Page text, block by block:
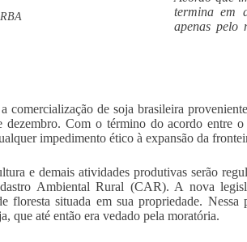
termina em
apenas pelo
comercialização de soja brasileira
Com o término do acordo entre
impedimento ético à expansão da
e demais atividades produtivas serão
Ambiental Rural (CAR). A nova
floresta situada em sua propriedade.
que até então era vedado pela moratória.